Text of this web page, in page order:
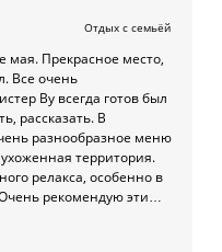
Отдых с семьёй
мая. Прекрасное место,
Все очень
Ву всегда готов был
рассказать. В
разнообразное меню
территория.
релакса, особенно в
рекомендую эти